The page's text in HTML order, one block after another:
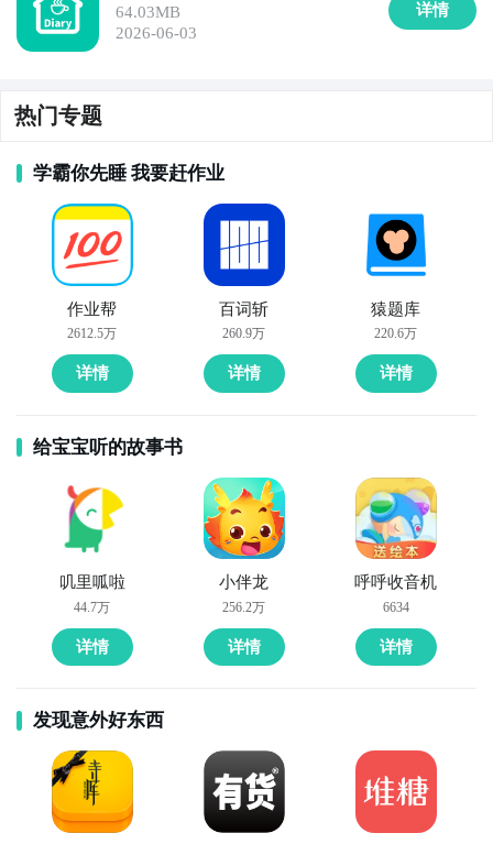
64.03MB
2026-06-03
详情
热门专题
学霸你先睡 我要赶作业
作业帮
2612.5万
详情
百词斩
260.9万
详情
猿题库
220.6万
详情
给宝宝听的故事书
叽里呱啦
44.7万
详情
小伴龙
256.2万
详情
呼呼收音机
6634
详情
发现意外好东西